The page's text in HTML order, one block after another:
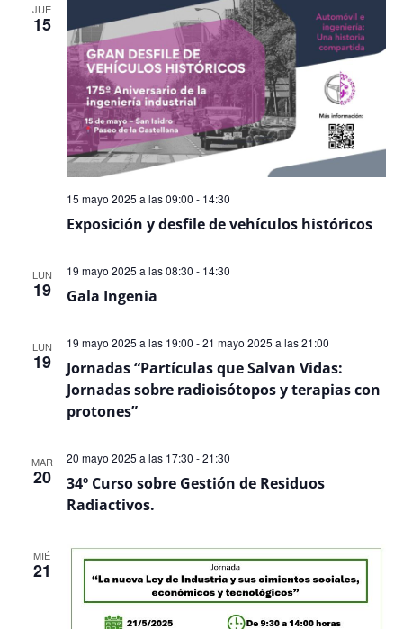
JUE
15
Exposición y desfile de vehículos históricos
15 mayo 2025 a las 09:00 - 14:30
LUN
19 Gala Ingenia
19 mayo 2025 a las 08:30 - 14:30
LUN
19
Jornadas “Partículas que Salvan Vidas:
Jornadas sobre radioisótopos y terapias con
protones”
19 mayo 2025 a las 19:00 -21 mayo 2025 a las 21:00
MAR
20
34º Curso sobre Gestión de Residuos
Radiactivos.
20 mayo 2025 a las 17:30 -21:30
MIÉ
21